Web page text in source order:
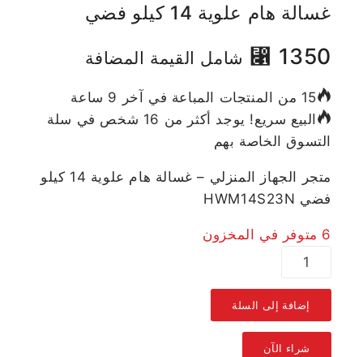
غسالة هام علوية 14 كيلو فضي
⃁ 1350 شامل القيمة المضافة
15 من المنتجات المباعة في آخر 9 ساعة
البيع سريع! يوجد أكثر من 16 شخص في سلة
التسوق الخاصة بهم
متجر الجهاز المنزلي – غسالة هام علوية 14 كيلو
فضي HWM14S23N
6 متوفر في المخزون
إضافة إلى السلة
شراء الآن